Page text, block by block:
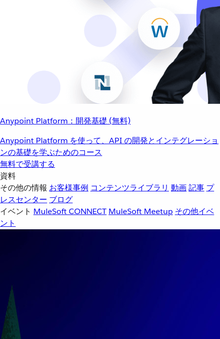
Anypoint Platform：開発基礎 (無料)
Anypoint Platform を使って、API の開発とインテグレーショ
ンの基礎を学ぶためのコース
無料で受講する
資料
その他の情報 お客様事例 コンテンツライブラリ 動画記事 プ
レスセンター ブログ
イベント MuleSoft CONNECT MuleSoft Meetup その他イベ
ント